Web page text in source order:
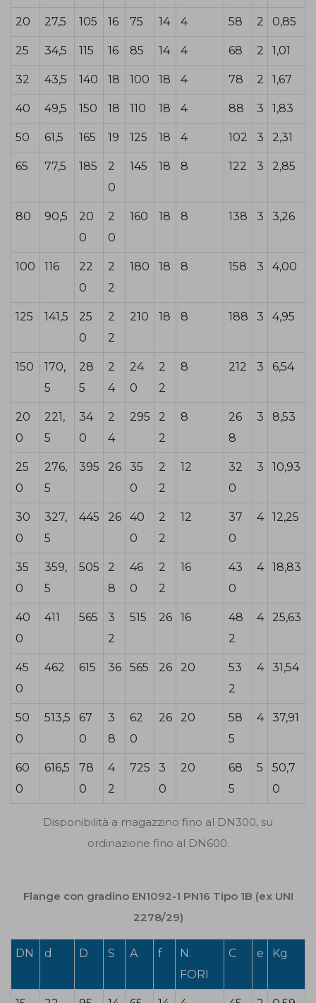
20 27,5 105 16 75 14 4 58 2 0,85
25 34,5 115 16 85 14 4 68 2 1,01
32 43,5 140 18 100 18 4 78 2 1,67
40 49,5 150 18 110 18 4 88 3 1,83
50 61,5 165 19 125 18 4 102 3 2,31
65 77,5 185
2
0
145 18 8 122 3 2,85
80 90,5
20
0
2
0
160 18 8 138 3 3,26
100 116
22
0
2
2
180 18 8 158 3 4,00
125 141,5
25
0
2
2
210 18 8 188 3 4,95
150
170,
5
28
5
2
4
24
0
2
2
8 212 3 6,54
20
0
221,
5
34
0
2
4
295
2
2
8
26
8
3 8,53
25
0
276,
5
395 26
35
0
2
2
12
32
0
3 10,93
30
0
327,
5
445 26
40
0
2
2
12
37
0
4 12,25
35
0
359,
5
505
2
8
46
0
2
2
16
43
0
4 18,83
40
0
411 565
3
2
515 26 16
48
2
4 25,63
45
0
462 615 36 565 26 20
53
2
4 31,54
50
0
513,5
67
0
3
8
62
0
26 20
58
5
4 37,91
60
0
616,5
78
0
4
2
725
3
0
20
68
5
5
50,7
0
Disponibilità a magazzino fino al DN300, su
ordinazione fino al DN600.
Flange con gradino EN1092-1 PN16 Tipo 1B (ex UNI
2278/29)
DN d D S A f
N.
FORI
C e Kg